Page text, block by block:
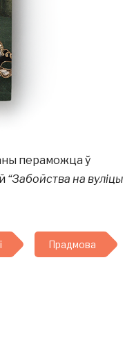
пераможца ў
“Забойства на вуліцы
Прадмова